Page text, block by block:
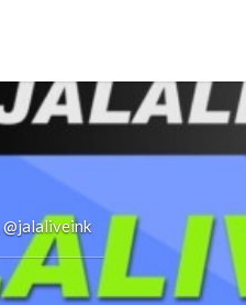
@jalaliveink